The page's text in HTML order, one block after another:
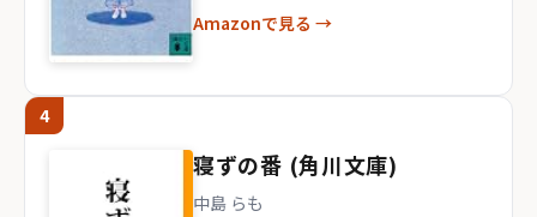
Amazonで見る →
4
寝ずの番 (角川文庫)
中島 らも